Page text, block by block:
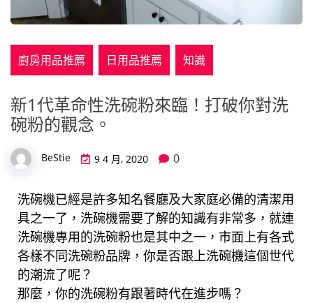
廚房用品推薦 日用品推薦 知識
新1代革命性洗碗粉來臨！打破你對洗
碗粉的觀念。
BeStie 9 4 月, 2020 0
洗碗機已經是許多知名餐廳及大家庭必備的清潔用
具之一了，洗碗機需要了解的知識有非常多，就連
洗碗機專用的洗碗粉也是其中之一，市面上有各式
各樣不同洗碗粉品牌，你是否跟上洗碗機這個世代
的潮流了呢？
那麼，你的洗碗粉有跟著時代在進步嗎？